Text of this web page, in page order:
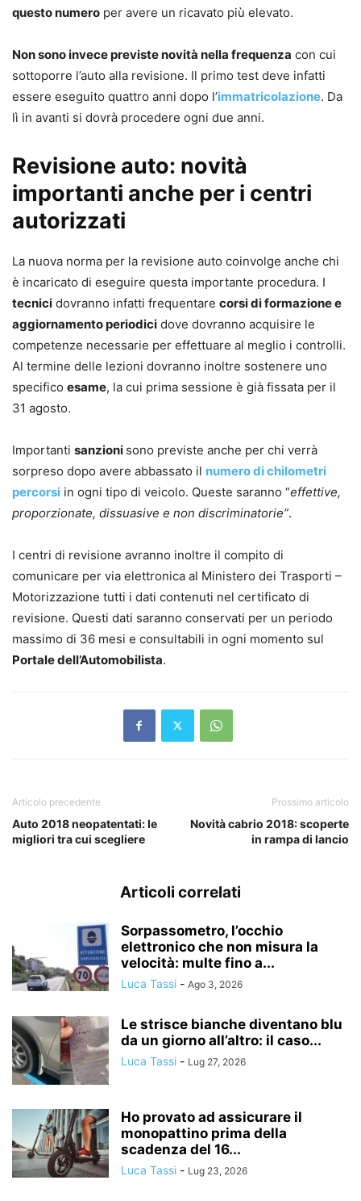
questo numero per avere un ricavato più elevato.
Non sono invece previste novità nella frequenza con cui
sottoporre l’auto alla revisione. Il primo test deve infatti
essere eseguito quattro anni dopo l’immatricolazione. Da
lì in avanti si dovrà procedere ogni due anni.
Revisione auto: novità
importanti anche per i centri
autorizzati
La nuova norma per la revisione auto coinvolge anche chi
è incaricato di eseguire questa importante procedura. I
tecnici dovranno infatti frequentare corsi di formazione e
aggiornamento periodici dove dovranno acquisire le
competenze necessarie per effettuare al meglio i controlli.
Al termine delle lezioni dovranno inoltre sostenere uno
specifico esame, la cui prima sessione è già fissata per il
31 agosto.
Importanti sanzioni sono previste anche per chi verrà
sorpreso dopo avere abbassato il numero di chilometri
percorsi in ogni tipo di veicolo. Queste saranno “effettive,
proporzionate, dissuasive e non discriminatorie”.
I centri di revisione avranno inoltre il compito di
comunicare per via elettronica al Ministero dei Trasporti –
Motorizzazione tutti i dati contenuti nel certificato di
revisione. Questi dati saranno conservati per un periodo
massimo di 36 mesi e consultabili in ogni momento sul
Portale dell’Automobilista.
Articolo precedente
Auto 2018 neopatentati: le
migliori tra cui scegliere
Prossimo articolo
Novità cabrio 2018: scoperte
in rampa di lancio
Articoli correlati
Sorpassometro, l’occhio
elettronico che non misura la
velocità: multe fino a...
Luca Tassi - Ago 3, 2026
Le strisce bianche diventano blu
da un giorno all’altro: il caso...
Luca Tassi - Lug 27, 2026
Ho provato ad assicurare il
monopattino prima della
scadenza del 16...
Luca Tassi - Lug 23, 2026